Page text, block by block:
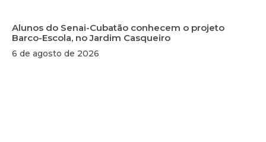
Alunos do Senai-Cubatão conhecem o projeto
Barco-Escola, no Jardim Casqueiro
6 de agosto de 2026